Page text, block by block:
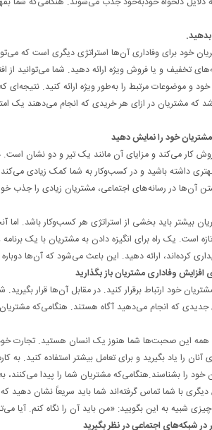
خود برای وفاداری آن‌ها استراتژی دیگری است که
تخفیف و یا فروش ویژه ارائه دهید. شما می‌توانید
و موضوعات مرتبط را به‌طور ویژه ارائه کنید. نتیجه‌ای
که مشتریان در ازای هر خریدی که انجام می‌دهند یک
روش کار می‌کند و مزایای آن مانند یک تیر و دو نشان
داشته باشید و در کسب‌وکار به شما کمک زیادی
آن‌ها در رسانه‌های اجتماعی، مشتریان زیادی را
بیشتر باید بخشی از استراتژی هر کسب‌وکار باشد.
است. یک راه برای انگیزه دادن به مشتریان با یک
کرده‌اند، ارائه دهید. این باعث می‌شود که آن‌ها
خود ارتباط برقرار کنید. در مقابل آن‌ها قرار
که انجام می‌دهید‌ آگاه هستند. هنگامی‌که
همه این صحبت‌ها شما هنوز یک انسان هستید. تجارت
را یاد بگیرید و برای تعامل بیشتر استفاده کنید. به
خود را بشناسند.هنگامی‌که مشتریان شما را پیدا
با شما تماس گرفته‌اند شما باید سریعاً نشان
شبیه به این بگویید: «من باید آن را نگاه کنم. آیا